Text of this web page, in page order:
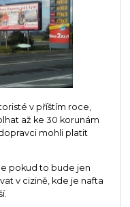
v příštím roce,
až ke 30 korunám
mohli platit
pokud to bude jen
v cizině, kde je nafta